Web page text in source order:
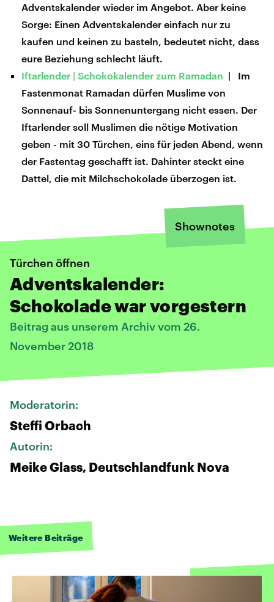
Adventskalender wieder im Angebot. Aber keine
Sorge: Einen Adventskalender einfach nur zu
kaufen und keinen zu basteln, bedeutet nicht, dass
eure Beziehung schlecht läuft.
Iftarlender | Schokokalender zum Ramadan | Im
Fastenmonat Ramadan dürfen Muslime von
Sonnenauf- bis Sonnenuntergang nicht essen. Der
Iftarlender soll Muslimen die nötige Motivation
geben - mit 30 Türchen, eins für jeden Abend, wenn
der Fastentag geschafft ist. Dahinter steckt eine
Dattel, die mit Milchschokolade überzogen ist.
Shownotes
Türchen öffnen
Adventskalender:
Schokolade war vorgestern
Beitrag aus unserem Archiv vom 26.
November 2018
Moderatorin:
Steffi Orbach
Autorin:
Meike Glass, Deutschlandfunk Nova
Weitere Beiträge